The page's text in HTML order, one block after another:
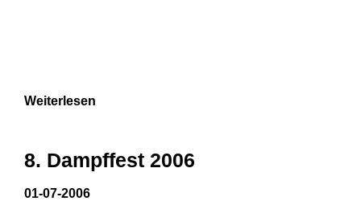
Weiterlesen
8. Dampffest 2006
01-07-2006